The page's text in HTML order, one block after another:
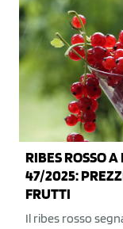
RIBES ROSSO
47/2025:
FRUTTI
Il ribes rosso